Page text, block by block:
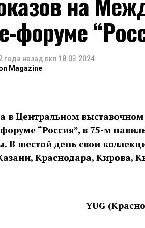
форуме
года назад вкл 18.03.2024
Magazine
в Центральном
“Россия”, в 75-м
В шестой день свои
Краснодара, Кирова,
YUG